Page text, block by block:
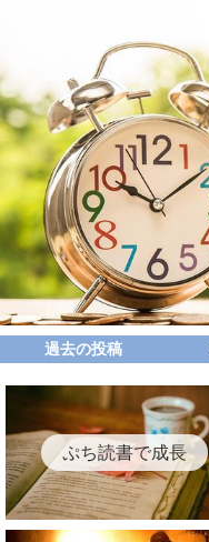
過去の投稿
ぷち読書で成長